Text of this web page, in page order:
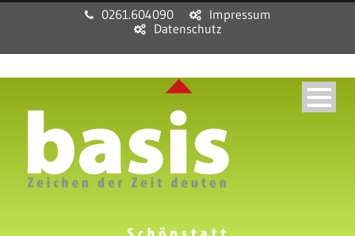
0261.604090
Impressum
Datenschutz